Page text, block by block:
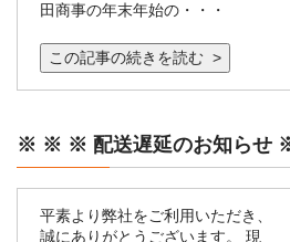
田商事の年末年始の・・・
この記事の続きを読む >
※ ※ ※ 配送遅延のお知ら
平素より弊社をご利用いただき、
誠にありがとうございます。 現